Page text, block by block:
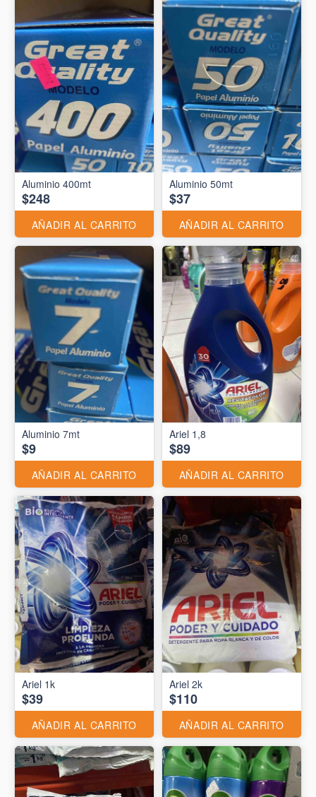
Aluminio 400mt
$248
AÑADIR AL CARRITO
Aluminio 50mt
$37
AÑADIR AL CARRITO
Aluminio 7mt
$9
AÑADIR AL CARRITO
Ariel 1,8
$89
AÑADIR AL CARRITO
Ariel 1k
$39
AÑADIR AL CARRITO
Ariel 2k
$110
AÑADIR AL CARRITO